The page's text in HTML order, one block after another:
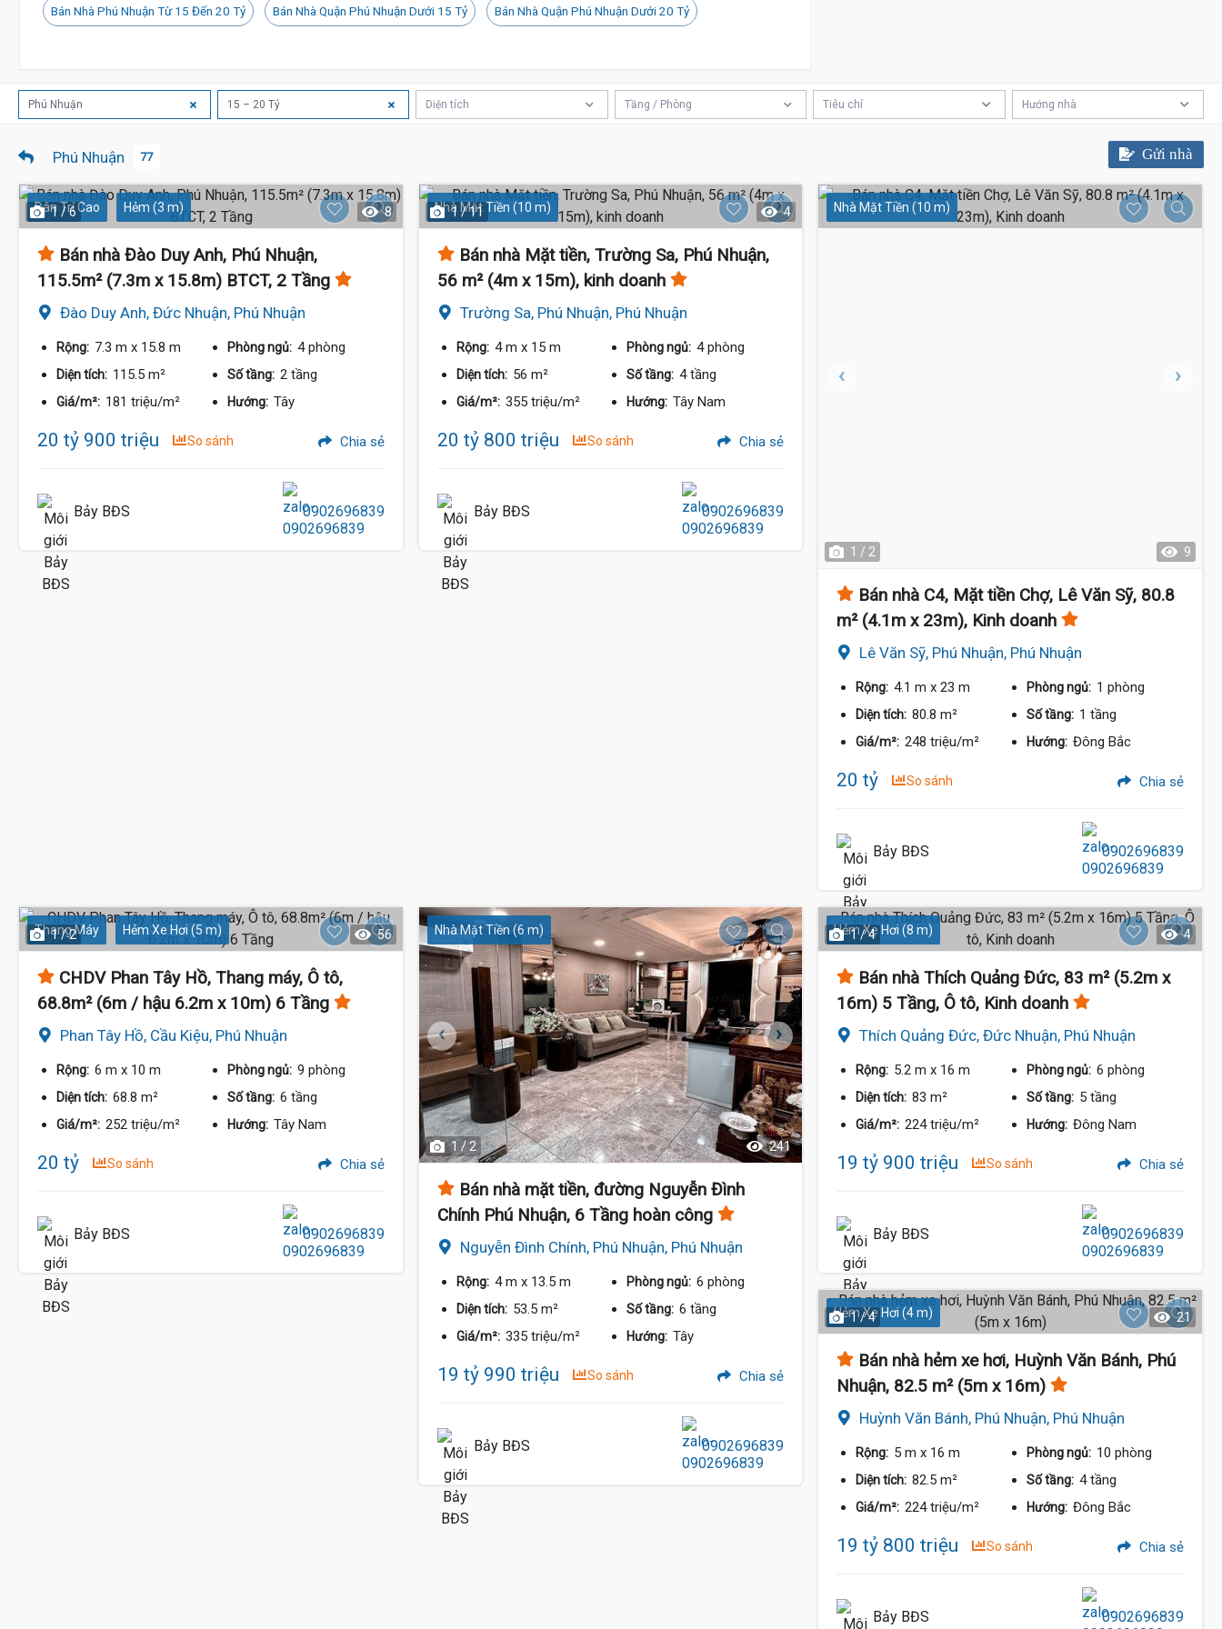
19.8 Tỷ
19.5 Tỷ
Bán Nhà Phú Nhuận Từ 15 Đến 20 Tỷ Bán Nhà Quận Phú Nhuận Dưới 15 Tỷ Bán Nhà Quận Phú Nhuận Dưới 20 Tỷ
Phú Nhuận 15 – 20 Tỷ Diện tích Tầng / Phòng Tiêu chí Hướng nhà
Gửi nhà
Phú Nhuận 77
Dân Trí Cao Hẻm (3 m)
1 / 6 8
Bán nhà Đào Duy Anh, Phú Nhuận,
115.5m² (7.3m x 15.8m) BTCT, 2 Tầng
Đào Duy Anh, Đức Nhuận, Phú Nhuận
Rộng: 7.3 m x 15.8 m Phòng ngủ: 4 phòng
Diện tích: 115.5 m² Số tầng: 2 tầng
Giá/m²: 181 triệu/m² Hướng: Tây
20 tỷ 900 triệu So sánh Chia sẻ
Bảy BĐS 0902696839
Nhà Mặt Tiền (10 m)
1 / 11 4
Bán nhà Mặt tiền, Trường Sa, Phú Nhuận,
56 m² (4m x 15m), kinh doanh
Trường Sa, Phú Nhuận, Phú Nhuận
Rộng: 4 m x 15 m Phòng ngủ: 4 phòng
Diện tích: 56 m² Số tầng: 4 tầng
Giá/m²: 355 triệu/m² Hướng: Tây Nam
20 tỷ 800 triệu So sánh Chia sẻ
Bảy BĐS 0902696839
Nhà Mặt Tiền (10 m)
1 / 2 9
Bán nhà C4, Mặt tiền Chợ, Lê Văn Sỹ, 80.8
m² (4.1m x 23m), Kinh doanh
Lê Văn Sỹ, Phú Nhuận, Phú Nhuận
Rộng: 4.1 m x 23 m Phòng ngủ: 1 phòng
Diện tích: 80.8 m² Số tầng: 1 tầng
Giá/m²: 248 triệu/m² Hướng: Đông Bắc
20 tỷ So sánh Chia sẻ
Bảy BĐS 0902696839
Thang Máy Hẻm Xe Hơi (5 m)
1 / 2 56
CHDV Phan Tây Hồ, Thang máy, Ô tô,
68.8m² (6m / hậu 6.2m x 10m) 6 Tầng
Phan Tây Hồ, Cầu Kiệu, Phú Nhuận
Rộng: 6 m x 10 m Phòng ngủ: 9 phòng
Diện tích: 68.8 m² Số tầng: 6 tầng
Giá/m²: 252 triệu/m² Hướng: Tây Nam
20 tỷ So sánh Chia sẻ
Bảy BĐS 0902696839
Nhà Mặt Tiền (6 m)
1 / 2 241
Bán nhà mặt tiền, đường Nguyễn Đình
Chính Phú Nhuận, 6 Tầng hoàn công
Nguyễn Đình Chính, Phú Nhuận, Phú Nhuận
Rộng: 4 m x 13.5 m Phòng ngủ: 6 phòng
Diện tích: 53.5 m² Số tầng: 6 tầng
Giá/m²: 335 triệu/m² Hướng: Tây
19 tỷ 990 triệu So sánh Chia sẻ
Bảy BĐS 0902696839
Hẻm Xe Hơi (8 m)
1 / 4 4
Bán nhà Thích Quảng Đức, 83 m² (5.2m x
16m) 5 Tầng, Ô tô, Kinh doanh
Thích Quảng Đức, Đức Nhuận, Phú Nhuận
Rộng: 5.2 m x 16 m Phòng ngủ: 6 phòng
Diện tích: 83 m² Số tầng: 5 tầng
Giá/m²: 224 triệu/m² Hướng: Đông Nam
19 tỷ 900 triệu So sánh Chia sẻ
Bảy BĐS 0902696839
Hẻm Xe Hơi (4 m)
1 / 4 21
Bán nhà hẻm xe hơi, Huỳnh Văn Bánh, Phú
Nhuận, 82.5 m² (5m x 16m)
Huỳnh Văn Bánh, Phú Nhuận, Phú Nhuận
Rộng: 5 m x 16 m Phòng ngủ: 10 phòng
Diện tích: 82.5 m² Số tầng: 4 tầng
Giá/m²: 224 triệu/m² Hướng: Đông Bắc
19 tỷ 800 triệu So sánh Chia sẻ
Bảy BĐS 0902696839